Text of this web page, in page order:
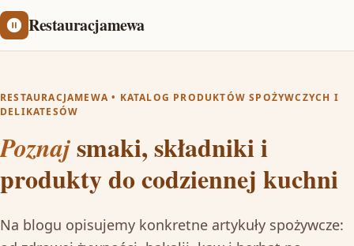
Restauracjamewa
RESTAURACJAMEWA • KATALOG PRODUKTÓW SPOŻYWCZYCH I
DELIKATESÓW
Poznajsmaki, składniki i
produkty do codziennej kuchni
Na blogu opisujemy konkretne artykuły spożywcze: